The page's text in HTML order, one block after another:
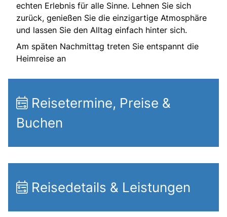
echten Erlebnis für alle Sinne. Lehnen Sie sich
zurück, genießen Sie die einzigartige Atmosphäre
und lassen Sie den Alltag einfach hinter sich.
Am späten Nachmittag treten Sie entspannt die
Heimreise an
Reisetermine, Preise &
Buchen
Reisedetails & Leistungen